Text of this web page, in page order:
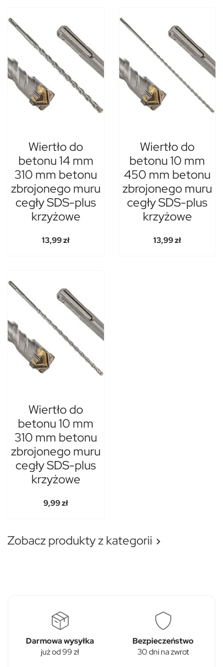
Wiertło do
betonu 14 mm
310 mm betonu
zbrojonego muru
cegły SDS-plus
krzyżowe
13,99 zł
Wiertło do
betonu 10 mm
450 mm betonu
zbrojonego muru
cegły SDS-plus
krzyżowe
13,99 zł
Wiertło do
betonu 10 mm
310 mm betonu
zbrojonego muru
cegły SDS-plus
krzyżowe
9,99 zł
Zobacz produkty z kategorii 
Darmowa wysyłka
już od 99 zł
Bezpieczeństwo
30 dni na zwrot